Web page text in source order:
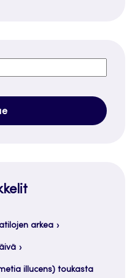
arkea
illucens) toukasta